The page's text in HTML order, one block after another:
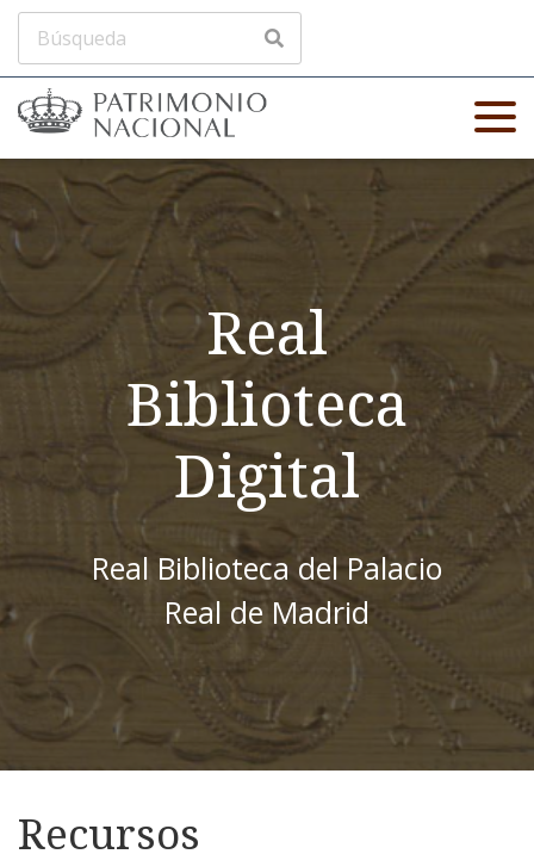
Real
Biblioteca
Digital
Real Biblioteca del Palacio
Real de Madrid
Recursos